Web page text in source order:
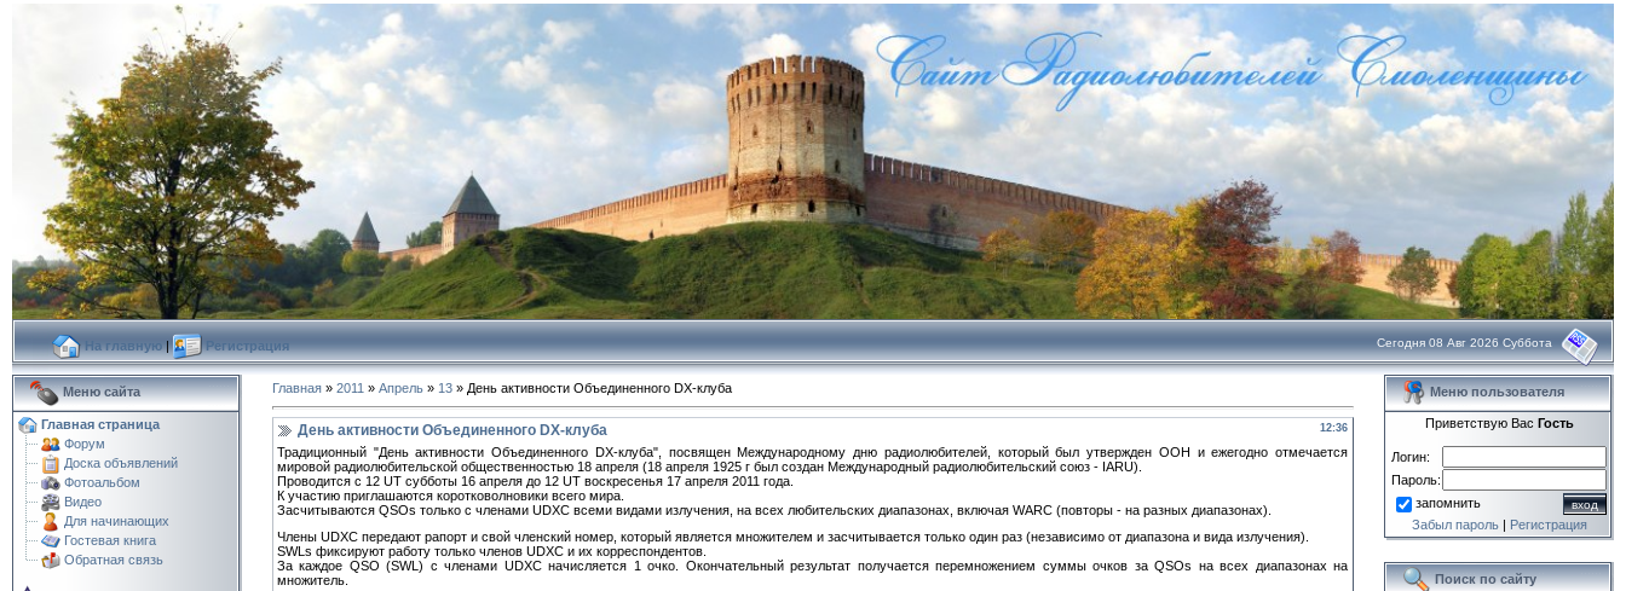
На главную| Регистрация Сегодня 08 Авг 2026 Суббота
Меню сайта
Главная страница
Форум
Доска объявлений
Фотоальбом
Видео
Для начинающих
Гостевая книга
Обратная связь
Главная » 2011 » Апрель » 13 » День активности Объединенного DX-клуба
12:36
День активности Объединенного DX-клуба
Традиционный "День активности Объединенного DX-клуба", посвящен Международному дню радиолюбителей, который был утвержден ООH и ежегодно отмечается
мировой радиолюбительской общественностью 18 апреля (18 апреля 1925 г был создан Международный радиолюбительский союз - IARU).
Проводится с 12 UT субботы 16 апреля до 12 UT воскресенья 17 апреля 2011 года.
К участию приглашаются коротковолновики всего мира.
Засчитываются QSOs только с членами UDXC всеми видами излучения, на всех любительских диапазонах, включая WARC (повторы - на разных диапазонах).
Члены UDXC передают рапорт и свой членский номер, который является множителем и засчитывается только один раз (независимо от диапазона и вида излучения).
SWLs фиксируют работу только членов UDXC и их корреспондентов.
За каждое QSO (SWL) с членами UDXC начисляется 1 очко. Окончательный результат получается перемножением суммы очков за QSOs на всех диапазонах на
множитель.
Меню пользователя
Приветствую Вас Гость
Логин:
Пароль:
запомнить
Забыл пароль| Регистрация
Поиск по сайту